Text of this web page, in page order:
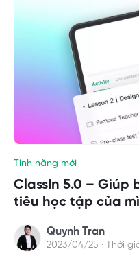
Tính năng mới
ClassIn 5.0 – Giúp
tiêu học tập của
Quynh Tran
2023/04/25 · Thời